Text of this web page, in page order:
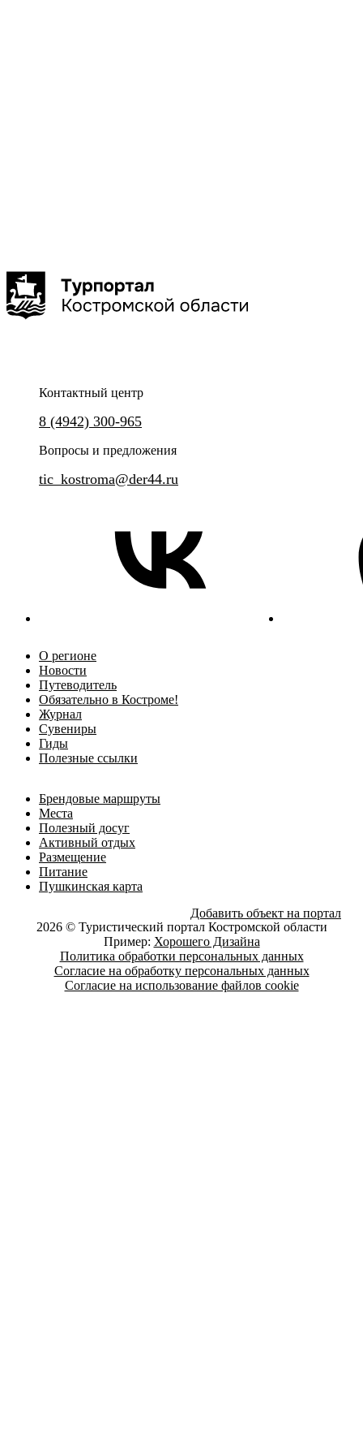
Контактный центр
8 (4942) 300-965
Вопросы и предложения
tic_kostroma@der44.ru
О регионе
Новости
Путеводитель
Обязательно в Костроме!
Журнал
Сувениры
Гиды
Полезные ссылки
Брендовые маршруты
Места
Полезный досуг
Активный отдых
Размещение
Питание
Пушкинская карта
Добавить объект на портал
2026 © Туристический портал Костромской области
Пример: Хорошего Дизайна
Политика обработки персональных данных
Согласие на обработку персональных данных
Согласие на использование файлов cookie